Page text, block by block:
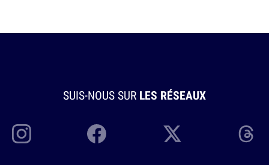
SUIS-NOUS SUR LES RÉSEAUX